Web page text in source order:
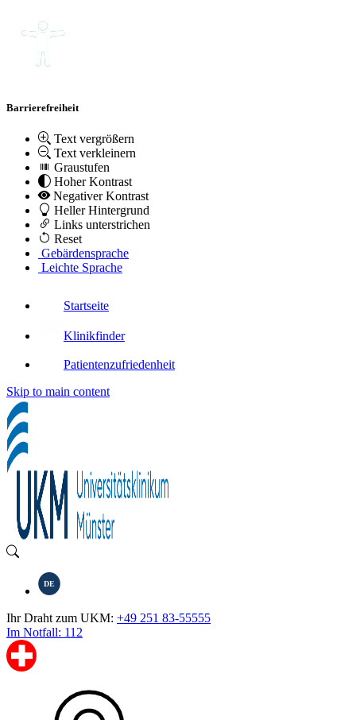
Barrierefreiheit
Text vergrößern
Text verkleinern
Graustufen
Hoher Kontrast
Negativer Kontrast
Heller Hintergrund
Links unterstrichen
Reset
Gebärdensprache
Leichte Sprache
Startseite
Klinikfinder
Patientenzufriedenheit
Skip to main content
DE
Ihr Draht zum UKM: +49 251 83-55555
Im Notfall: 112